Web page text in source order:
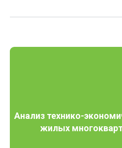
Анализ технико-
жилых